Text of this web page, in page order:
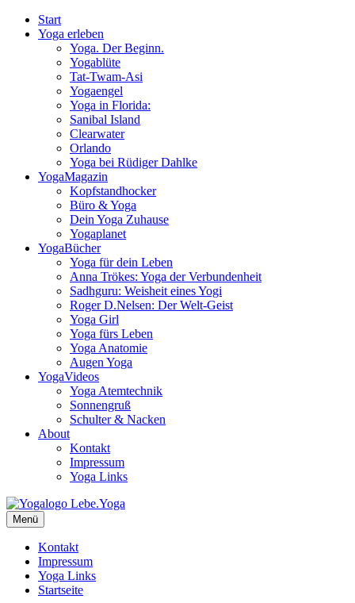
Start
Yoga erleben
Yoga. Der Beginn.
Yogablüte
Tat-Twam-Asi
Yogaengel
Yoga in Florida:
Sanibal Island
Clearwater
Orlando
Yoga bei Rüdiger Dahlke
YogaMagazin
Kopfstandhocker
Büro & Yoga
Dein Yoga Zuhause
Yogaplanet
YogaBücher
Yoga für dein Leben
Anna Trökes: Yoga der Verbundenheit
Sadhguru: Weisheit eines Yogi
Roger D.Nelsen: Der Welt-Geist
Yoga Girl
Yoga fürs Leben
Yoga Anatomie
Augen Yoga
YogaVideos
Yoga Atemtechnik
Sonnengruß
Schulter & Nacken
About
Kontakt
Impressum
Yoga Links
Lebe.Yoga: der Yoga Blog | das Yoga Magazin
Yoga erleben in Wien, Florida… Yoga Magazin, Yogabücher,
Yogavideos…
Menü
Kontakt
Impressum
Yoga Links
Startseite